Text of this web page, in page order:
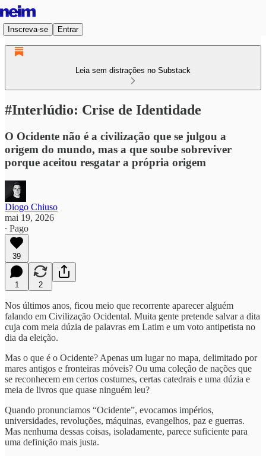
Inscreva-se Entrar
Leia sem distrações no Substack
#Interlúdio: Crise de Identidade
O Ocidente não é a civilização que se julgou a
origem do mundo, mas a que soube sobreviver
porque aceitou resgatar a própria origem
Diogo Chiuso
mai 19, 2026
∙ Pago
39
1 2
Nos últimos anos, ficou meio que recorrente aparecer alguém
falando em Civilização Ocidental. Muita gente pretende salvar a dita
cuja com meia dúzia de palavras em Latim e um voto antipetista no
dia da eleição.
Mas o que é o Ocidente? Apenas um lugar no mapa, delimitado por
mares antigos e fronteiras móveis? Ou uma coleção de nações que
se reconhecem em certos costumes, certas catedrais e uma dúzia e
meia de livros que quase ninguém leu?
Quando pronunciamos “Ocidente”, evocamos impérios,
universidades, revoluções, máquinas, evangelhos, paz e guerras.
Mas nenhuma dessas coisas, isoladamente, parece suficiente para
uma definição mais justa.